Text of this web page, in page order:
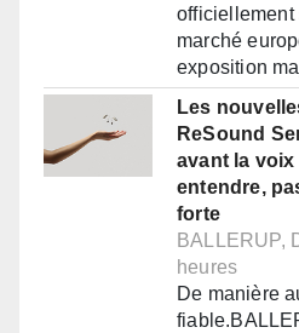
officiellement
marché
exposition
Les
ReSound
avant la
entendre,
forte
BALLERUP,
heures
De manière